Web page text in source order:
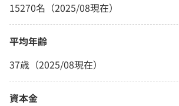
15270名（2025/08現在）
平均年齢
37歳（2025/08現在）
資本金